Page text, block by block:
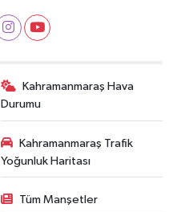
Kahramanmaraş Hava
Durumu
Kahramanmaraş Trafik
Yoğunluk Haritası
Tüm Manşetler